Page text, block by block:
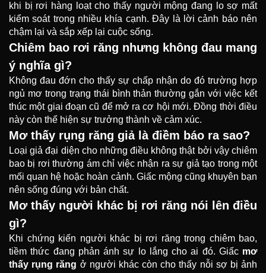
khi bị rơi hàng loạt cho thấy người mộng đang lo sợ mất
kiểm soát trong nhiều khía cạnh. Đây là lời cảnh báo nên
chậm lại và sắp xếp lại cuộc sống.
Chiêm bao rơi răng nhưng không đau mang
ý nghĩa gì?
Không đau đớn cho thấy sự chấp nhận do đó trường hợp
ngủ mơ trong trạng thái bình thản thường gắn với việc kết
thúc một giai đoạn cũ để mở ra cơ hội mới. Đồng thời điều
này còn thể hiện sự trưởng thành về cảm xúc.
Mơ thấy rụng răng giả là điềm báo ra sao?
Loại giả đại diện cho những điều không thật bởi vậy chiêm
bao bị rơi thường ám chỉ việc nhận ra sự giả tạo trong một
mối quan hệ hoặc hoàn cảnh. Giấc mộng cũng khuyên bạn
nên sống đúng với bản chất.
Mơ thấy người khác bị rơi răng nói lên điều
gì?
Khi chứng kiến người khác bị rơi răng trong chiêm bao,
tiềm thức đang phản ánh sự lo lắng cho ai đó. Giấc mơ
thấy rụng răng ở người khác còn cho thấy nỗi sợ bị ảnh